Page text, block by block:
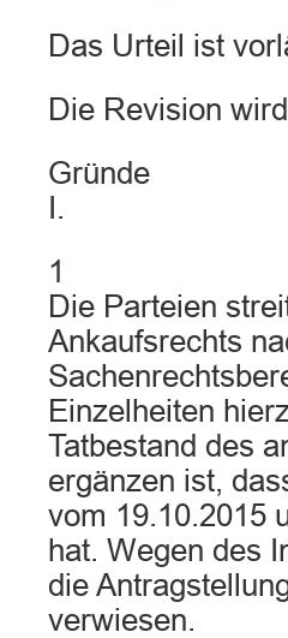
Das Urteil ist
Die Revision
Gründe
I.
1
Die Parteien
Ankaufsrechts
Einzelheiten
Tatbestand des
ergänzen ist,
vom 19.10.2015
hat. Wegen des
die
verwiesen.